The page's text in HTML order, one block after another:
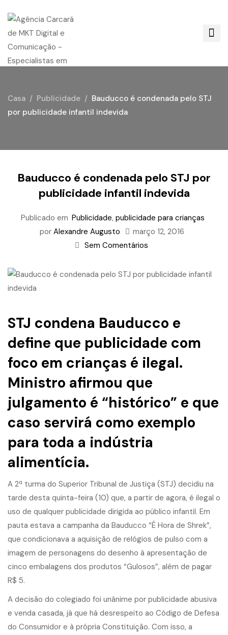
Casa Publicidade
Bauducco é condenada pelo STJ
por publicidade infantil indevida
Bauducco é condenada pelo STJ por
publicidade infantil indevida
Publicado em Publicidade, publicidade para crianças
por Alexandre Augusto
março 12, 2016
Sem Comentários
STJ condena Bauducco e
define que publicidade com
foco em crianças é ilegal.
Ministro afirmou que
julgamento é “histórico” e que
caso servirá como exemplo
para toda a indústria
alimentícia.
A 2ª turma do Superior Tribunal de Justiça (STJ) decidiu na
tarde desta quinta-feira (10) que, a partir de agora, é ilegal o
uso de qualquer publicidade dirigida ao público infantil. Em
pauta estava a campanha da Bauducco “É Hora de Shrek”,
que condicionava a aquisição de relógios de pulso com a
imagem de personagens do desenho à apresentação de
cinco embalagens dos produtos “Gulosos”, além de pagar
R$ 5.
A decisão do colegiado foi unânime por publicidade abusiva
e venda casada, já que há desrespeito ao Código de Defesa
do Consumidor e à própria Constituição. Com isso, a